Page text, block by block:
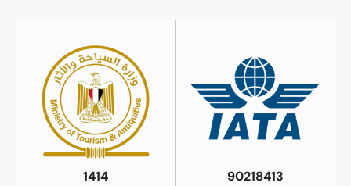
90218413
1414